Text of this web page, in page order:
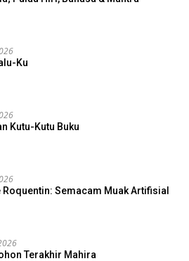
Ku
Kutu-Kutu Buku
Roquentin: Semacam Muak Artifisial
Terakhir Mahira